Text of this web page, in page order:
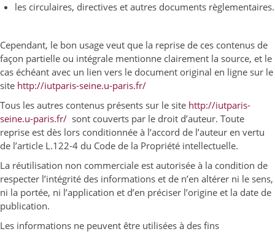
les circulaires, directives et autres documents règlementaires.
Cependant, le bon usage veut que la reprise de ces contenus de
façon partielle ou intégrale mentionne clairement la source, et le
cas échéant avec un lien vers le document original en ligne sur le
site http://iutparis-seine.u-paris.fr/
Tous les autres contenus présents sur le site http://iutparis-
seine.u-paris.fr/ sont couverts par le droit d’auteur. Toute
reprise est dès lors conditionnée à l’accord de l’auteur en vertu
de l’article L.122-4 du Code de la Propriété intellectuelle.
La réutilisation non commerciale est autorisée à la condition de
respecter l’intégrité des informations et de n’en altérer ni le sens,
ni la portée, ni l’application et d’en préciser l’origine et la date de
publication.
Les informations ne peuvent être utilisées à des fins